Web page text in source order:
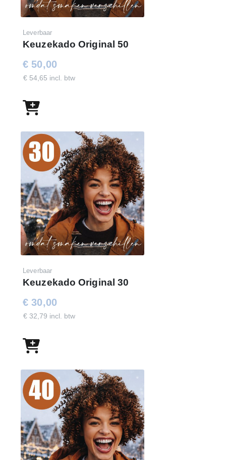
Leverbaar
Keuzekado Original 50
€ 50,00
€ 54,65 incl. btw
Leverbaar
Keuzekado Original 30
€ 30,00
€ 32,79 incl. btw